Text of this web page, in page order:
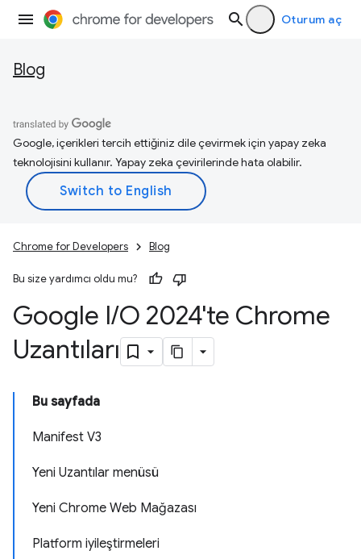
Oturum aç
Blog
Google, içerikleri tercih ettiğiniz dile çevirmek için yapay zeka
teknolojisini kullanır. Yapay zeka çevirilerinde hata olabilir.
Chrome for Developers Blog
Bu size yardımcı oldu mu?
Google I/O 2024'te Chrome
Uzantıları
Bu sayfada
Manifest V3
Yeni Uzantılar menüsü
Yeni Chrome Web Mağazası
Platform iyileştirmeleri